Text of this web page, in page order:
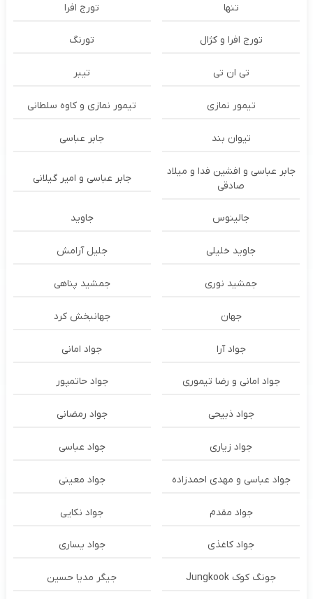
تنها تورج افرا
تورج افرا و کژال تورنگ
تی ان تی تیبر
تیمور نمازی تیمور نمازی و کاوه سلطانی
تیوان بند جابر عباسی
جابر عباسی و افشین فدا و میلاد
صادقی
جابر عباسی و امیر گیلانی
جالینوس جاوید
جاوید خلیلی جلیل آرامش
جمشید نوری جمشید پناهی
جهان جهانبخش کرد
جواد آرا جواد امانی
جواد امانی و رضا تیموری جواد حاتمپور
جواد ذبیحی جواد رمضانی
جواد زیاری جواد عباسی
جواد عباسی و مهدی احمدزاده جواد معینی
جواد مقدم جواد نکایی
جواد کاغذی جواد یساری
جونگ کوک Jungkook جیگر مدیا حسین